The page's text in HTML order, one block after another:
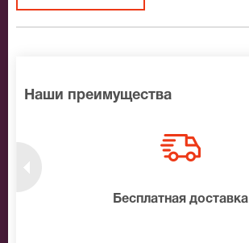
Наши преимущества
Бесплатная доставка